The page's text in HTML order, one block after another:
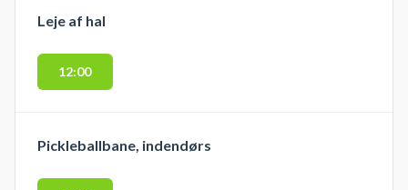
Leje af hal
12:00
Pickleballbane, indendørs